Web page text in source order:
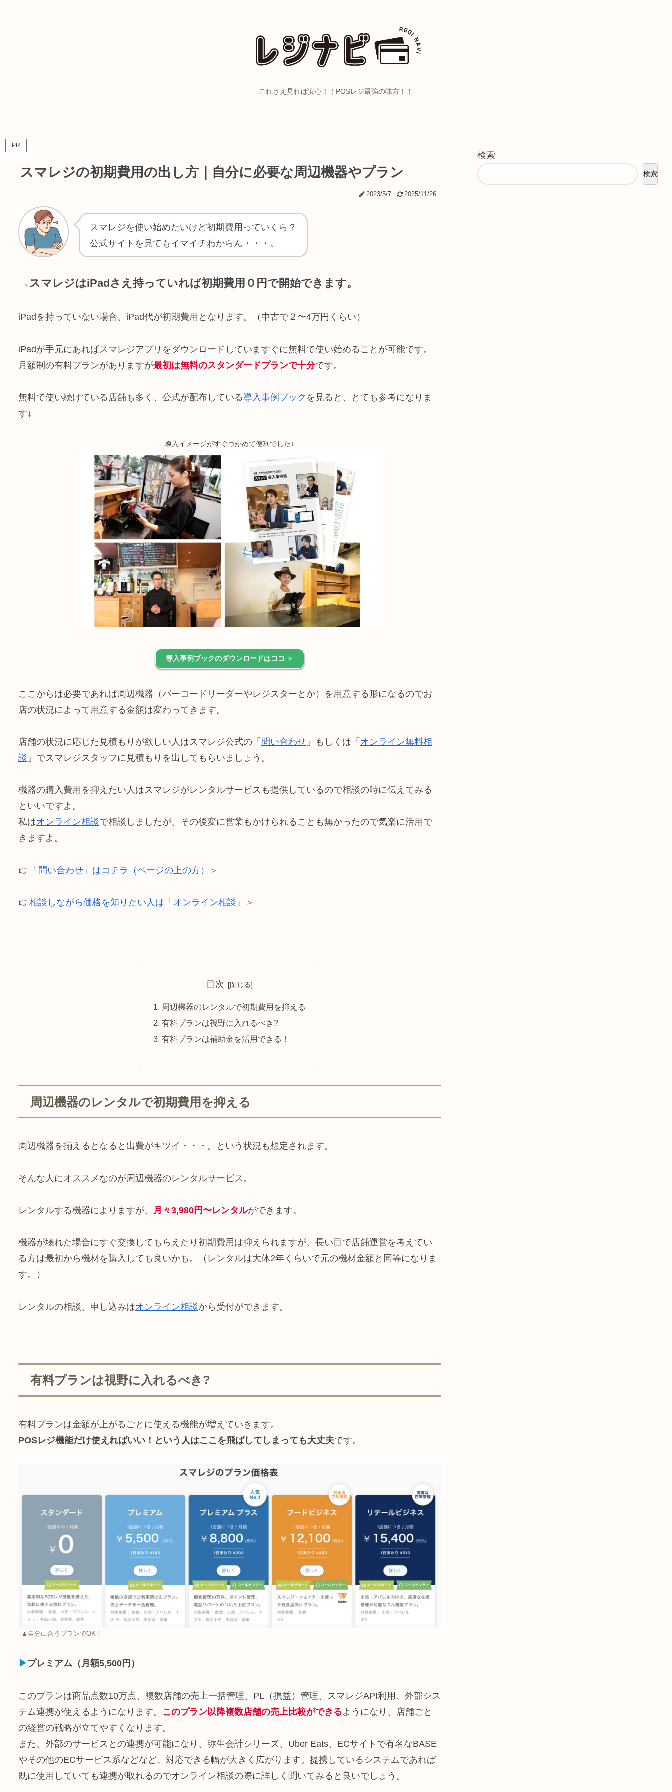
これさえ見れば安心！！POSレジ最強の味方！！
PR
スマレジの初期費用の出し方｜自分に必要な周辺機器やプラン
2023/5/7 2025/11/26
スマレジを使い始めたいけど初期費用っていくら？
公式サイトを見てもイマイチわからん・・・。
→スマレジはiPadさえ持っていれば初期費用０円で開始できます。
iPadを持っていない場合、iPad代が初期費用となります。（中古で２〜4万円くらい）
iPadが手元にあればスマレジアプリをダウンロードしていますぐに無料で使い始めることが可能です。
月額制の有料プランがありますが最初は無料のスタンダードプランで十分です。
無料で使い続けている店舗も多く、公式が配布している導入事例ブック を見ると、とても参考になりま
す↓
導入イメージがすぐつかめて便利でした↓
導入事例ブックのダウンロードはココ ＞
ここからは必要であれば周辺機器（バーコードリーダーやレジスターとか）を用意する形になるのでお
店の状況によって用意する金額は変わってきます。
店舗の状況に応じた見積もりが欲しい人はスマレジ公式の「 問い合わせ」もしくは「 オンライン無料相
談 」でスマレジスタッフに見積もりを出してもらいましょう。
機器の購入費用を抑えたい人はスマレジがレンタルサービスも提供しているので相談の時に伝えてみる
といいですよ。
私はオンライン相談で相談しましたが、その後変に営業もかけられることも無かったので気楽に活用で
きますよ。
👉「問い合わせ」はコチラ（ページの上の方）＞
👉相談しながら価格を知りたい人は「オンライン相談」＞
目次
周辺機器のレンタルで初期費用を抑える
有料プランは視野に入れるべき?
有料プランは補助金を活用できる！
周辺機器のレンタルで初期費用を抑える
周辺機器を揃えるとなると出費がキツイ・・・。という状況も想定されます。
そんな人にオススメなのが周辺機器のレンタルサービス。
レンタルする機器によりますが、 月々3,980円〜レンタルができます。
機器が壊れた場合にすぐ交換してもらえたり初期費用は抑えられますが、長い目で店舗運営を考えてい
る方は最初から機材を購入しても良いかも。（レンタルは大体2年くらいで元の機材金額と同等になりま
す。）
レンタルの相談、申し込みはオンライン相談から受付ができます。
有料プランは視野に入れるべき?
有料プランは金額が上がるごとに使える機能が増えていきます。
POSレジ機能だけ使えればいい！という人はここを飛ばしてしまっても大丈夫です。
▲自分に合うプランでOK！
▶︎プレミアム（月額5,500円）
このプランは商品点数10万点、複数店舗の売上一括管理、PL（損益）管理、スマレジAPI利用、外部シス
テム連携が使えるようになります。
このプラン以降複数店舗の売上比較ができるようになり、店舗ごと
の経営の戦略が立てやすくなります。
また、外部のサービスとの連携が可能になり、弥生会計シリーズ、Uber Eats、ECサイトで有名なBASE
やその他のECサービス系などなど、対応できる幅が大きく広がります。提携しているシステムであれば
既に使用していても連携が取れるのでオンライン相談の際に詳しく聞いてみると良いでしょう。
検索
検索